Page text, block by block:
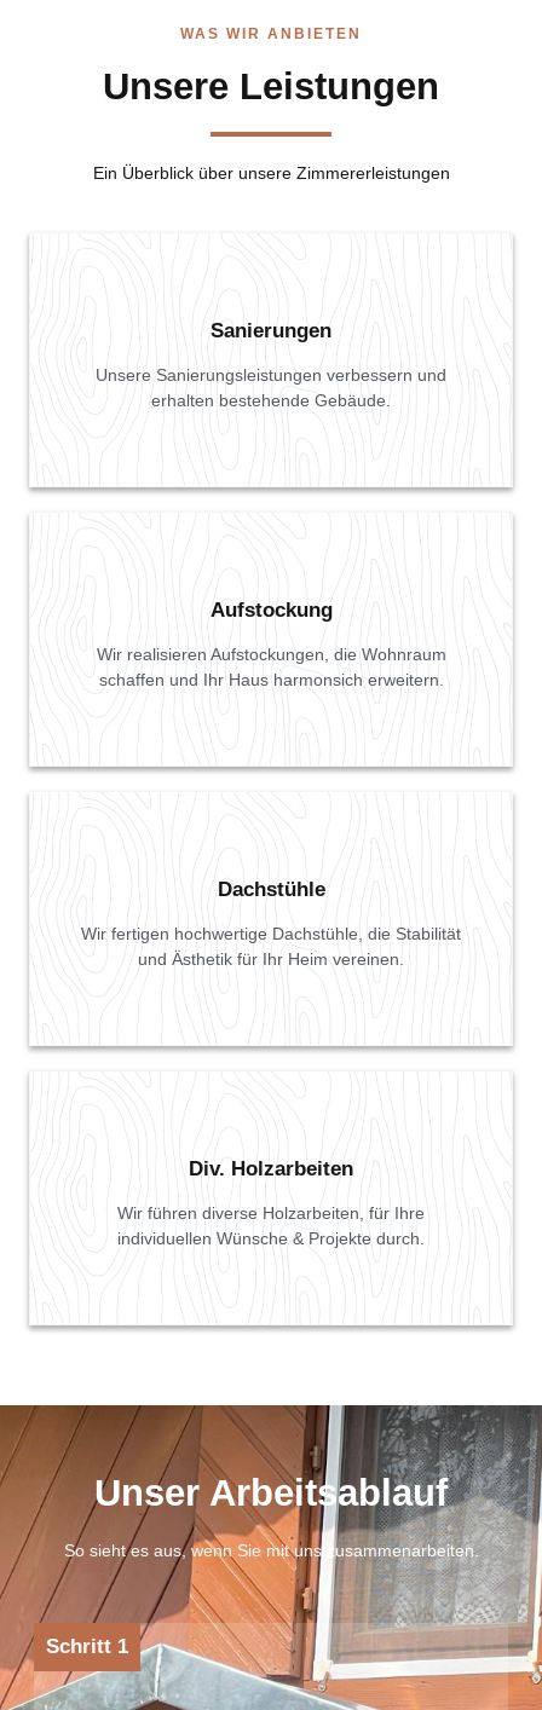
WAS WIR ANBIETEN
Unsere Leistungen
Ein Überblick über unsere Zimmererleistungen
Sanierungen
Unsere Sanierungsleistungen verbessern und
erhalten bestehende Gebäude.
Aufstockung
Wir realisieren Aufstockungen, die Wohnraum
schaffen und Ihr Haus harmonsich erweitern.
Dachstühle
Wir fertigen hochwertige Dachstühle, die Stabilität
und Ästhetik für Ihr Heim vereinen.
Div. Holzarbeiten
Wir führen diverse Holzarbeiten, für Ihre
individuellen Wünsche & Projekte durch.
Unser Arbeitsablauf
So sieht es aus, wenn Sie mit uns zusammenarbeiten.
Schritt 1